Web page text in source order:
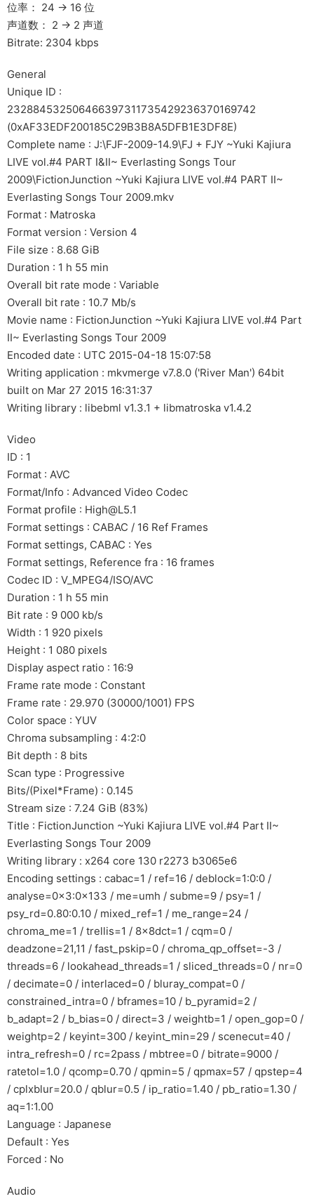
位率： 24 -> 16 位
声道数： 2 -> 2 声道
Bitrate: 2304 kbps
General
Unique ID :
232884532506466397311735429236370169742
(0xAF33EDF200185C29B3B8A5DFB1E3DF8E)
Complete name : J:\FJF-2009-14.9\FJ + FJY ~Yuki Kajiura
LIVE vol.#4 PART I&II~ Everlasting Songs Tour
2009\FictionJunction ~Yuki Kajiura LIVE vol.#4 PART II~
Everlasting Songs Tour 2009.mkv
Format : Matroska
Format version : Version 4
File size : 8.68 GiB
Duration : 1 h 55 min
Overall bit rate mode : Variable
Overall bit rate : 10.7 Mb/s
Movie name : FictionJunction ~Yuki Kajiura LIVE vol.#4 Part
II~ Everlasting Songs Tour 2009
Encoded date : UTC 2015-04-18 15:07:58
Writing application : mkvmerge v7.8.0 ('River Man') 64bit
built on Mar 27 2015 16:31:37
Writing library : libebml v1.3.1 + libmatroska v1.4.2
Video
ID : 1
Format : AVC
Format/Info : Advanced Video Codec
Format profile : High@L5.1
Format settings : CABAC / 16 Ref Frames
Format settings, CABAC : Yes
Format settings, Reference fra : 16 frames
Codec ID : V_MPEG4/ISO/AVC
Duration : 1 h 55 min
Bit rate : 9 000 kb/s
Width : 1 920 pixels
Height : 1 080 pixels
Display aspect ratio : 16:9
Frame rate mode : Constant
Frame rate : 29.970 (30000/1001) FPS
Color space : YUV
Chroma subsampling : 4:2:0
Bit depth : 8 bits
Scan type : Progressive
Bits/(Pixel*Frame) : 0.145
Stream size : 7.24 GiB (83%)
Title : FictionJunction ~Yuki Kajiura LIVE vol.#4 Part II~
Everlasting Songs Tour 2009
Writing library : x264 core 130 r2273 b3065e6
Encoding settings : cabac=1 / ref=16 / deblock=1:0:0 /
analyse=0x3:0x133 / me=umh / subme=9 / psy=1 /
psy_rd=0.80:0.10 / mixed_ref=1 / me_range=24 /
chroma_me=1 / trellis=1 / 8x8dct=1 / cqm=0 /
deadzone=21,11 / fast_pskip=0 / chroma_qp_offset=-3 /
threads=6 / lookahead_threads=1 / sliced_threads=0 / nr=0
/ decimate=0 / interlaced=0 / bluray_compat=0 /
constrained_intra=0 / bframes=10 / b_pyramid=2 /
b_adapt=2 / b_bias=0 / direct=3 / weightb=1 / open_gop=0 /
weightp=2 / keyint=300 / keyint_min=29 / scenecut=40 /
intra_refresh=0 / rc=2pass / mbtree=0 / bitrate=9000 /
ratetol=1.0 / qcomp=0.70 / qpmin=5 / qpmax=57 / qpstep=4
/ cplxblur=20.0 / qblur=0.5 / ip_ratio=1.40 / pb_ratio=1.30 /
aq=1:1.00
Language : Japanese
Default : Yes
Forced : No
Audio